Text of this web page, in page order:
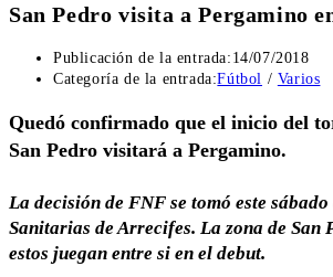
San Pedro visita a Pergamino
Publicación de la entrada: 14/07/2018
Categoría de la entrada:Fútbol / Varios
Quedó confirmado que el inicio del
San Pedro visitará a Pergamino.
La decisión de FNF se tomó este
Sanitarias de Arrecifes. La zona de
estos juegan entre si en el debut.